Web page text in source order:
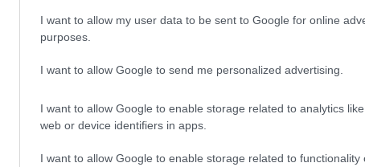
I want to allow my user data to be sent to Google for online
purposes.
I want to allow Google to send me personalized advertising.
I want to allow Google to enable storage related to analytics
web or device identifiers in apps.
I want to allow Google to enable storage related to functionality